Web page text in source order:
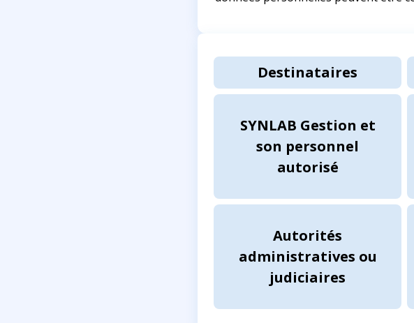
Destinataires
SYNLAB Gestion et
son personnel
autorisé
Autorités
administratives ou
judiciaires